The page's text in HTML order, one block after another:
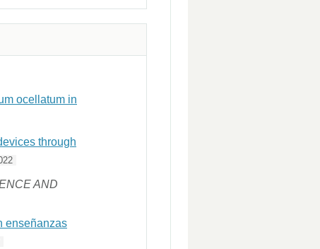
ocellatum in
through
AND
enseñanzas